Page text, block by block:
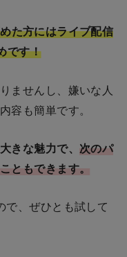
た方にはライブ配信
です！
ませんし、嫌いな人
容も簡単です。
きな魅力で、 次のパ
ともできます。
で、ぜひとも試して